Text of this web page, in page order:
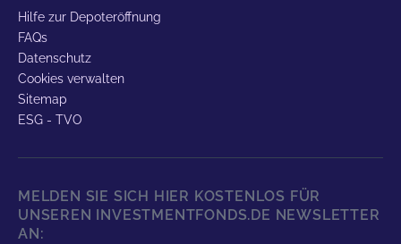
Hilfe zur Depoteröffnung
FAQs
Datenschutz
Cookies verwalten
Sitemap
ESG - TVO
MELDEN SIE SICH HIER KOSTENLOS FÜR
UNSEREN INVESTMENTFONDS.DE NEWSLETTER
AN: